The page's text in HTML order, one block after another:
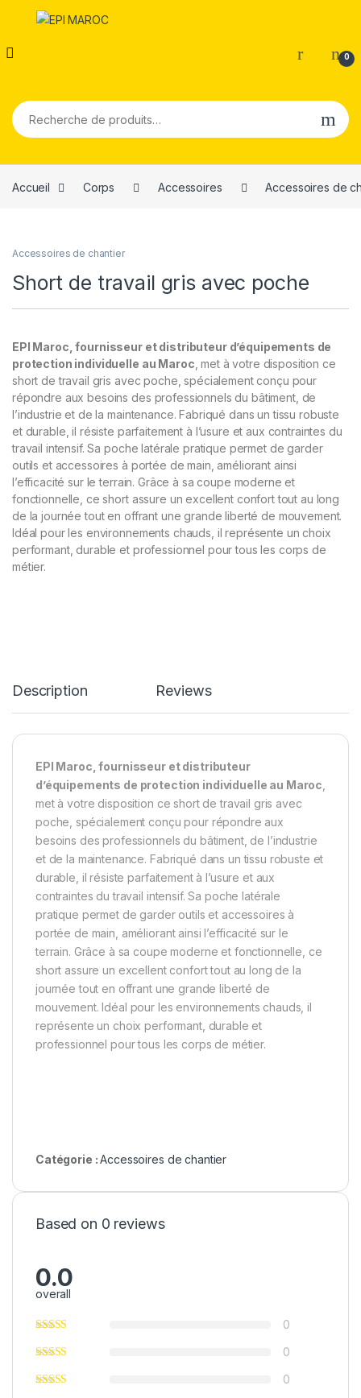
0
Recherche pour :
Accueil Corps Accessoires Accessoires de
Accessoires de chantier
Short de travail gris avec poche
EPI Maroc, fournisseur et distributeur d’équipements de
protection individuelle au Maroc , met à votre disposition ce
short de travail gris avec poche, spécialement conçu pour
répondre aux besoins des professionnels du bâtiment, de
l’industrie et de la maintenance. Fabriqué dans un tissu robuste
et durable, il résiste parfaitement à l’usure et aux contraintes du
travail intensif. Sa poche latérale pratique permet de garder
outils et accessoires à portée de main, améliorant ainsi
l’efficacité sur le terrain. Grâce à sa coupe moderne et
fonctionnelle, ce short assure un excellent confort tout au long
de la journée tout en offrant une grande liberté de mouvement.
Idéal pour les environnements chauds, il représente un choix
performant, durable et professionnel pour tous les corps de
métier.
Description Reviews
EPI Maroc, fournisseur et distributeur
d’équipements de protection individuelle au Maroc
met à votre disposition ce short de travail gris avec
poche, spécialement conçu pour répondre aux
besoins des professionnels du bâtiment, de l’industrie
et de la maintenance. Fabriqué dans un tissu robuste et
durable, il résiste parfaitement à l’usure et aux
contraintes du travail intensif. Sa poche latérale
pratique permet de garder outils et accessoires à
portée de main, améliorant ainsi l’efficacité sur le
terrain. Grâce à sa coupe moderne et fonctionnelle, ce
short assure un excellent confort tout au long de la
journée tout en offrant une grande liberté de
mouvement. Idéal pour les environnements chauds, il
représente un choix performant, durable et
professionnel pour tous les corps de métier.
Catégorie :Accessoires de chantier
Based on 0 reviews
0.0
overall
0
0
0